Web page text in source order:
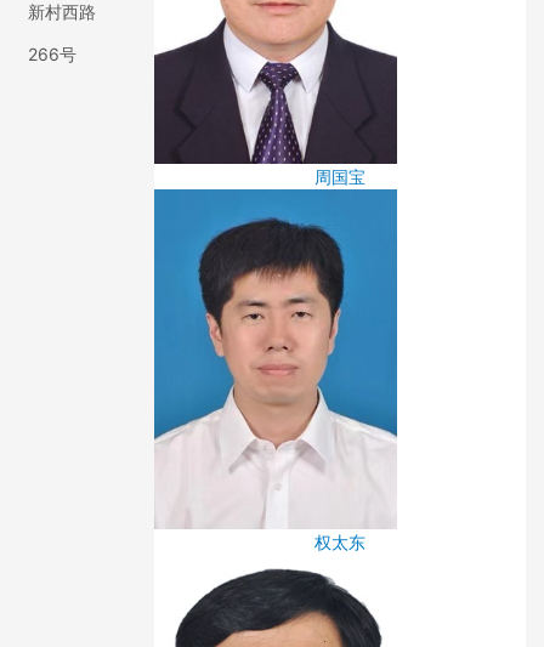
新村西路
266号
周国宝
权太东